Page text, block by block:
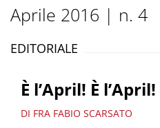
Aprile 2016 | n. 4
EDITORIALE
È l’April! È l’April!
DI FRA FABIO SCARSATO